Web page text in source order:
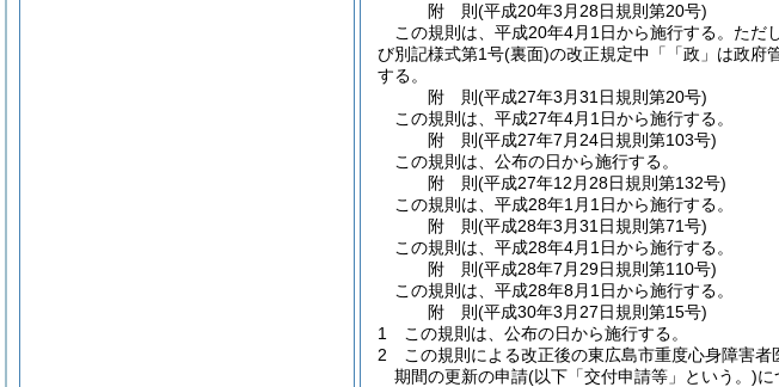
附 則(平成20年3月28日規則第20号)
この規則は、平成20年4月1日から施行する。 ただ
び別記様式第1号(裏面)の改正規定中「「政」は政府
する。
附 則(平成27年3月31日規則第20号)
この規則は、平成27年4月1日から施行する。
附 則(平成27年7月24日規則第103号)
この規則は、公布の日から施行する。
附 則(平成27年12月28日規則第132号)
この規則は、平成28年1月1日から施行する。
附 則(平成28年3月31日規則第71号)
この規則は、平成28年4月1日から施行する。
附 則(平成28年7月29日規則第110号)
この規則は、平成28年8月1日から施行する。
附 則(平成30年3月27日規則第15号)
1
この規則は、公布の日から施行する。
2
この規則による改正後の東広島市重度心身障害
期間の更新の申請(以下「交付申請等」という。)に